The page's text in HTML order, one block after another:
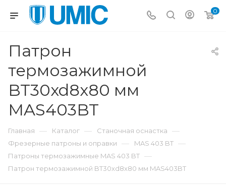
0
Патрон
термозажимной
BT30xd8x80 мм
MAS403BT
Главная — Каталог — Станочная оснастка —
Фрезерные патроны и оправки — MAS 403 BT —
Патроны термозажимные MAS 403 BT —
Патрон термозажимной BT30xd8x80 мм MAS403BT